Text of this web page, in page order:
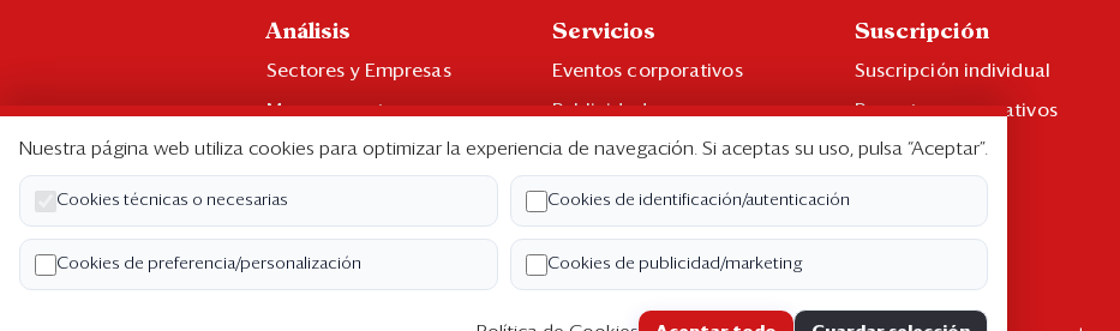
Análisis
Sectores y Empresas
Management
Economía y Finanzas
Ranking CEO
Blogs
Servicios
Eventos corporativos
Publicidad
Contáctenos
Libro de reclamaciones
Suscripción
Suscripción individual
Paquetes corporativos
Edición Impresa
Nuestra página web utiliza cookies para optimizar la experiencia de navegación. Si aceptas su uso, pulsa “Aceptar”.
Cookies técnicas o necesarias Cookies de identificación/autenticación
Cookies de preferencia/personalización Cookies de publicidad/marketing